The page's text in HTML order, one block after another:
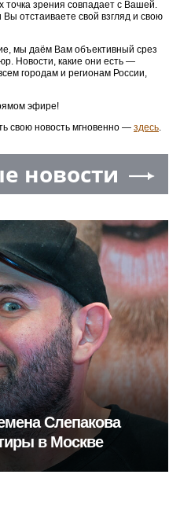
точка зрения совпадает с Вашей.
отстаиваете свой взгляд и свою
мы даём Вам объективный срез
Новости, какие они есть —
городам и регионам России,
эфире!
свою новость мгновенно — здесь.
новости
Слепакова
в Москве